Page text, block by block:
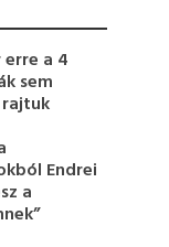
a 4
sem
Endrei
a